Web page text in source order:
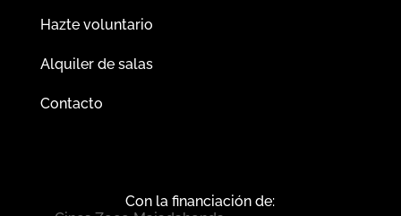
Hazte voluntario
Alquiler de salas
Contacto
Con la financiación de: